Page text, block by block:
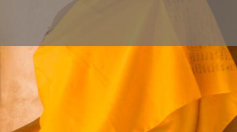
Impressum